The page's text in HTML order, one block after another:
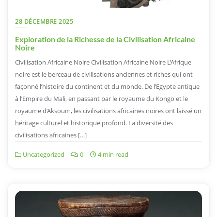
28 DÉCEMBRE 2025
Exploration de la Richesse de la Civilisation Africaine
Noire
Civilisation Africaine Noire Civilisation Africaine Noire L’Afrique
noire est le berceau de civilisations anciennes et riches qui ont
façonné l’histoire du continent et du monde. De l’Egypte antique
à l’Empire du Mali, en passant par le royaume du Kongo et le
royaume d’Aksoum, les civilisations africaines noires ont laissé un
héritage culturel et historique profond. La diversité des
civilisations africaines […]
Uncategorized 0 4 min read